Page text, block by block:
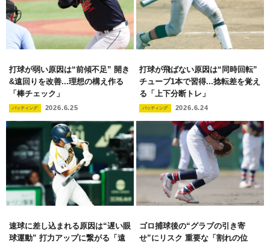
打球が弱い原因は“前傾不足” 開き
&遠回りを改善...理想の構え作る
「棒チェック」
バッティング 2026.6.25
打球が飛ばない原因は“同時回転”
チューブ1本で習得...捻転差を覚え
る「上下分断トレ」
バッティング 2026.6.24
速球に差し込まれる原因は“遅い眼
球運動” 打力アップに繋がる「遠
ゴロ捕球後の“グラブの引き寄
せ”にリスク 重要な「割れの位